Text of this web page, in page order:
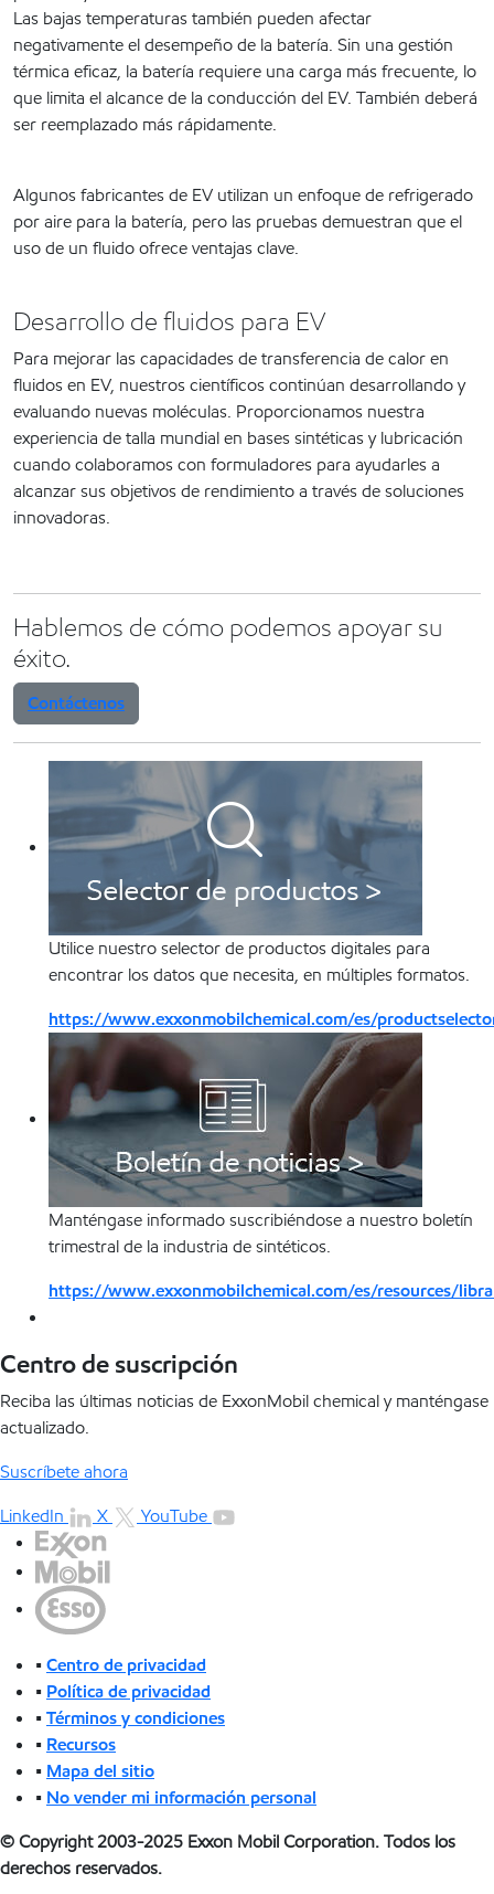
Las bajas temperaturas también pueden afectar
negativamente el desempeño de la batería. Sin una gestión
térmica eficaz, la batería requiere una carga más frecuente, lo
que limita el alcance de la conducción del EV. También deberá
ser reemplazado más rápidamente.
Algunos fabricantes de EV utilizan un enfoque de refrigerado
por aire para la batería, pero las pruebas demuestran que el
uso de un fluido ofrece ventajas clave.
Desarrollo de fluidos para EV
Para mejorar las capacidades de transferencia de calor en
fluidos en EV, nuestros científicos continúan desarrollando y
evaluando nuevas moléculas. Proporcionamos nuestra
experiencia de talla mundial en bases sintéticas y lubricación
cuando colaboramos con formuladores para ayudarles a
alcanzar sus objetivos de rendimiento a través de soluciones
innovadoras.
Hablemos de cómo podemos apoyar su
éxito.
Contáctenos
Utilice nuestro selector de productos digitales para
encontrar los datos que necesita, en múltiples formatos.
https://www.exxonmobilchemical.com/es/
Manténgase informado suscribiéndose a nuestro boletín
trimestral de la industria de sintéticos.
https://www.exxonmobilchemical.com/es/resources/
Centro de suscripción
Reciba las últimas noticias de ExxonMobil chemical y manténgase
actualizado.
Suscríbete ahora
LinkedIn
X YouTube
•Centro de privacidad
• Política de privacidad
•Términos y condiciones
• Recursos
• Mapa del sitio
• No vender mi información personal
© Copyright 2003-2025 Exxon Mobil Corporation. Todos los
derechos reservados.